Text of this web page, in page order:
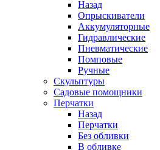
Назад
Опрыскиватели
Аккумуляторные
Гидравлические
Пневматические
Помповые
Ручные
Скульптуры
Садовые помощники
Перчатки
Назад
Перчатки
Без обливки
В обливке